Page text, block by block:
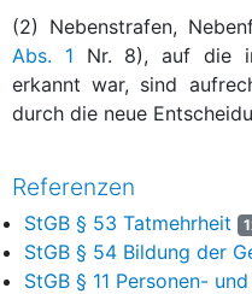
(2) Nebenstrafen,
Abs. 1 Nr. 8), auf die
erkannt war, sind
durch die neue
Referenzen
StGB § 53 Tatmehrheit
StGB § 54 Bildung der
StGB § 11 Personen-